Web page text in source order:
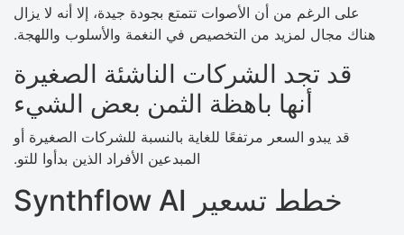
على الرغم من أن الأصوات تتمتع بجودة جيدة، إلا أنه لا يزال
هناك مجال لمزيد من التخصيص في النغمة والأسلوب واللهجة.
قد تجد الشركات الناشئة الصغيرة
أنها باهظة الثمن بعض الشيء
قد يبدو السعر مرتفعًا للغاية بالنسبة للشركات الصغيرة أو
المبدعين الأفراد الذين بدأوا للتو.
خطط تسعير Synthflow AI